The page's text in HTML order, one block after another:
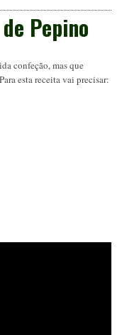
Pepino
confeção, mas que
esta receita vai precisar: